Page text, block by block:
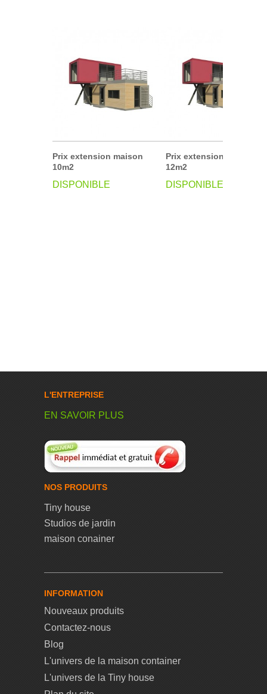
Prix extension maison
10m2
DISPONIBLE
Prix extension maison
12m2
DISPONIBLE
L'ENTREPRISE
EN SAVOIR PLUS
NOS PRODUITS
Tiny house
Studios de jardin
maison conainer
INFORMATION
Nouveaux produits
Contactez-nous
Blog
L'univers de la maison container
L'univers de la Tiny house